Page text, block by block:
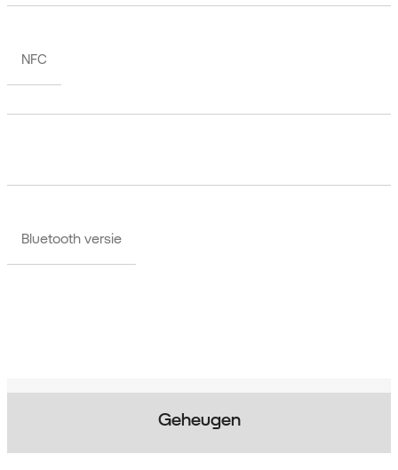
NFC
Bluetooth versie
Geheugen